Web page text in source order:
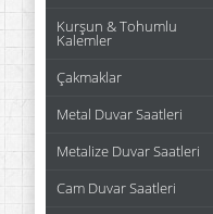
Kurşun & Tohumlu
Kalemler
Çakmaklar
Metal Duvar Saatleri
Metalize Duvar Saatleri
Cam Duvar Saatleri